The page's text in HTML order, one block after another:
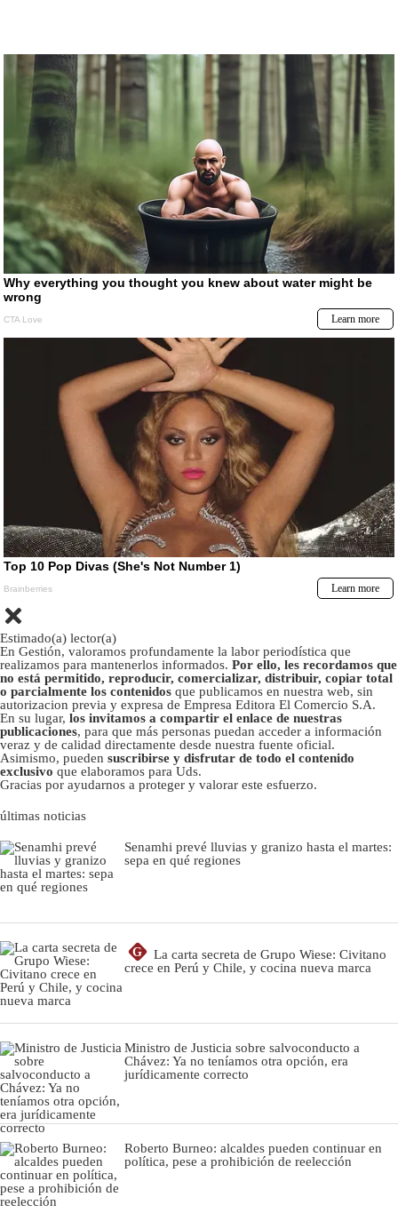
Estimado(a) lector(a)
En Gestión, valoramos profundamente la labor periodística que
realizamos para mantenerlos informados. Por ello, les recordamos que
no está permitido, reproducir, comercializar, distribuir, copiar total
o parcialmente los contenidos que publicamos en nuestra web, sin
autorizacion previa y expresa de Empresa Editora El Comercio S.A.
En su lugar, los invitamos a compartir el enlace de nuestras
publicaciones, para que más personas puedan acceder a información
veraz y de calidad directamente desde nuestra fuente oficial.
Asimismo, pueden suscribirse y disfrutar de todo el contenido
exclusivo que elaboramos para Uds.
Gracias por ayudarnos a proteger y valorar este esfuerzo.
últimas noticias
Senamhi prevé lluvias y granizo hasta el martes:
sepa en qué regiones
G
La carta secreta de Grupo Wiese: Civitano
crece en Perú y Chile, y cocina nueva marca
Ministro de Justicia sobre salvoconducto a
Chávez: Ya no teníamos otra opción, era
jurídicamente correcto
Roberto Burneo: alcaldes pueden continuar en
política, pese a prohibición de reelección